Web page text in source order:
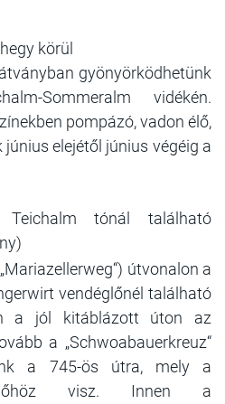
körül
gyönyörködhetünk
Sommeralm vidékén.
pompázó, vadon élő,
elejétől június végéig a
tónál található
útvonalon a
vendéglőnél található
a jól kitáblázott úton az
a „Schwoabauerkreuz“
a 745-ös útra, mely a
visz. Innen a